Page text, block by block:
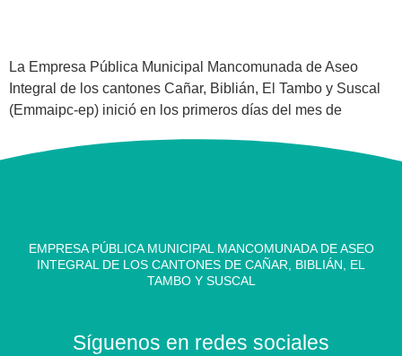
La Empresa Pública Municipal Mancomunada de Aseo
Integral de los cantones Cañar, Biblián, El Tambo y Suscal
(Emmaipc-ep) inició en los primeros días del mes de
EMPRESA PÚBLICA MUNICIPAL MANCOMUNADA DE ASEO
INTEGRAL DE LOS CANTONES DE CAÑAR, BIBLIÁN, EL
TAMBO Y SUSCAL
Síguenos en redes sociales